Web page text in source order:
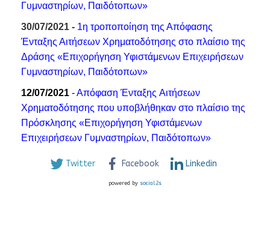
Γυμναστηρίων, Παιδότοπων»
30/07/2021 - 1η τροποποίηση της Απόφασης
Ένταξης Αιτήσεων Χρηματοδότησης στο πλαίσιο της
Δράσης «Επιχορήγηση Υφιστάμενων Επιχειρήσεων
Γυμναστηρίων, Παιδότοπων»
12/07/2021 -Απόφαση Ένταξης Αιτήσεων
Χρηματοδότησης που υποβλήθηκαν στο πλαίσιο της
Πρόσκλησης «Επιχορήγηση Υφιστάμενων
Επιχειρήσεων Γυμναστηρίων, Παιδότοπων»
Twitter Facebook Linkedin
powered by social2s